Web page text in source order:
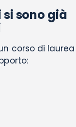
si sono già
corso di laurea